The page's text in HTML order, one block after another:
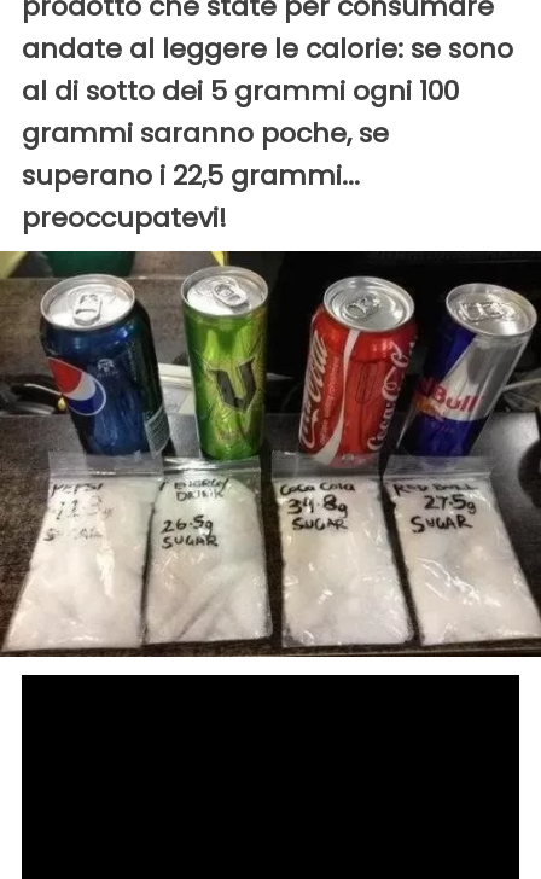
andate al leggere le calorie: se sono
al di sotto dei 5 grammi ogni 100
grammi saranno poche, se
superano i 22,5 grammi...
preoccupatevi!